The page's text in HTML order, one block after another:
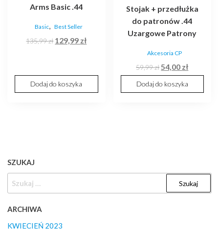
Arms Basic .44
Basic, Best Seller
135,99zł Pierwotna
135,99 zł.
129,99 złAktualna
129,99 zł.
Dodaj do koszyka
Stojak + przedłużka
do patronów .44
Uzargowe Patrony
Akcesoria CP
59,99zł Pierwotna
cena
wynosiła:
54,00 złAktualna
cena
wynosi:
Dodaj do koszyka
SZUKAJ
ARCHIWA
KWIECIEŃ 2023